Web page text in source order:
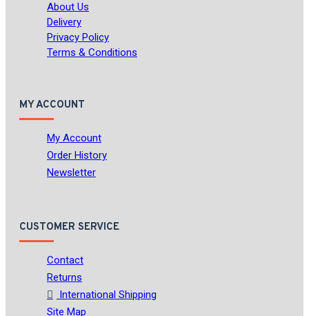
About Us
Delivery
Privacy Policy
Terms & Conditions
MY ACCOUNT
My Account
Order History
Newsletter
CUSTOMER SERVICE
Contact
Returns
International Shipping
Site Map